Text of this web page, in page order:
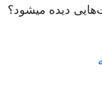
دیده میشود؟